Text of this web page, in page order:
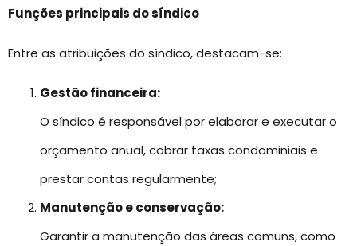
Funções principais do síndico
Entre as atribuições do síndico, destacam-se:
Gestão financeira:
O síndico é responsável por elaborar e executar o
orçamento anual, cobrar taxas condominiais e
prestar contas regularmente;
Manutenção e conservação:
Garantir a manutenção das áreas comuns, como